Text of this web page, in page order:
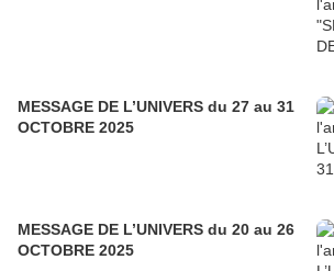
MESSAGE DE L’UNIVERS du 27 au 31
OCTOBRE 2025
MESSAGE DE L’UNIVERS du 20 au 26
OCTOBRE 2025